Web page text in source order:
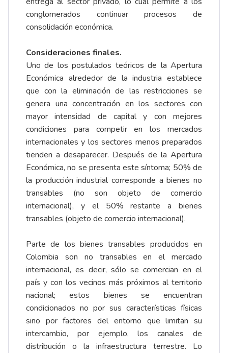
conglomerados continuar procesos de
consolidación económica.
Consideraciones finales.
Uno de los postulados teóricos de la Apertura
Económica alrededor de la industria establece
que con la eliminación de las restricciones se
genera una concentración en los sectores con
mayor intensidad de capital y con mejores
condiciones para competir en los mercados
internacionales y los sectores menos preparados
tienden a desaparecer. Después de la Apertura
Económica, no se presenta este síntoma; 50% de
la producción industrial corresponde a bienes no
transables (no son objeto de comercio
internacional), y el 50% restante a bienes
transables (objeto de comercio internacional).
Parte de los bienes transables producidos en
Colombia son no transables en el mercado
internacional, es decir, sólo se comercian en el
país y con los vecinos más próximos al territorio
nacional; estos bienes se encuentran
condicionados no por sus características físicas
sino por factores del entorno que limitan su
intercambio, por ejemplo, los canales de
distribución o la infraestructura terrestre. Lo